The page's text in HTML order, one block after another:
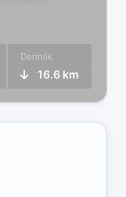
Derinlik
16.6 km